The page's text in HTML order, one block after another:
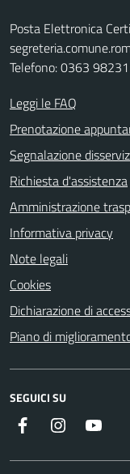
Posta Elettronica
Telefono: 0363
Leggi le FAQ
Prenotazione
Segnalazione
Richiesta d'assistenza
Amministrazione
Informativa privacy
Note legali
Cookies
Dichiarazione di
Piano di
SEGUICI SU
Facebook Instagram